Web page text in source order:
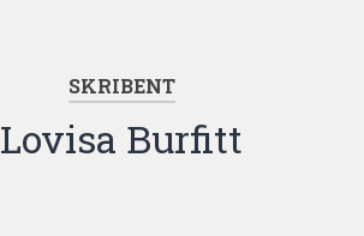
SKRIBENT
Lovisa Burfitt